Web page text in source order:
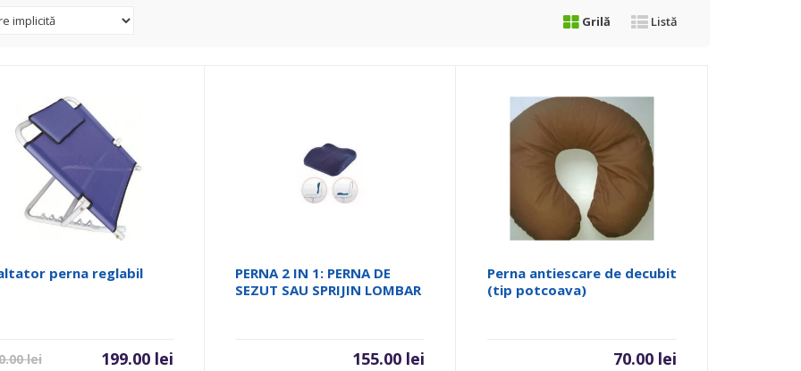
Grilă Listă
perna reglabil
lei 199.00 lei
PERNA 2 IN 1: PERNA DE
SEZUT SAU SPRIJIN LOMBAR
155.00 lei
Perna antiescare de decubit
(tip potcoava)
70.00 lei